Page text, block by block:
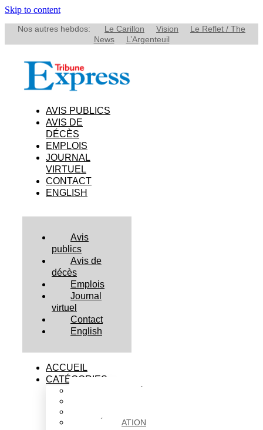
Skip to content
Nos autres hebdos: Le Carillon Vision
Le Reflet / The
News
L’Argenteuil
AVIS PUBLICS
AVIS DE
DÉCÈS
EMPLOIS
JOURNAL
VIRTUEL
CONTACT
ENGLISH
Avis
publics
Avis de
décès
Emplois
Journal
virtuel
Contact
English
ACCUEIL
CATÉGORIES
ÉDUCATION